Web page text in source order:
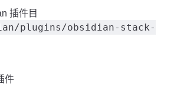
插件目
plugins/obsidian-stack-
件